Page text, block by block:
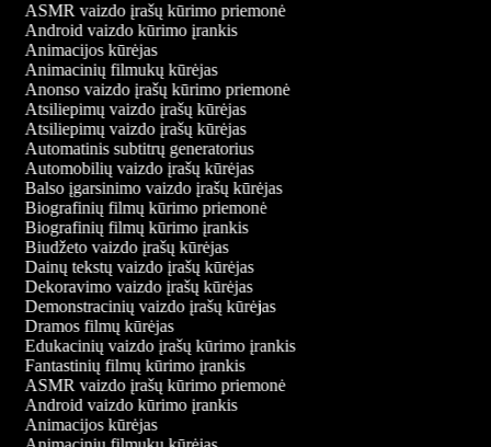
ASMR vaizdo įrašų kūrimo priemonė
Android vaizdo kūrimo įrankis
Animacijos kūrėjas
Animacinių filmukų kūrėjas
Anonso vaizdo įrašų kūrimo priemonė
Atsiliepimų vaizdo įrašų kūrėjas
Atsiliepimų vaizdo įrašų kūrėjas
Automatinis subtitrų generatorius
Automobilių vaizdo įrašų kūrėjas
Balso įgarsinimo vaizdo įrašų kūrėjas
Biografinių filmų kūrimo priemonė
Biografinių filmų kūrimo įrankis
Biudžeto vaizdo įrašų kūrėjas
Dainų tekstų vaizdo įrašų kūrėjas
Dekoravimo vaizdo įrašų kūrėjas
Demonstracinių vaizdo įrašų kūrėjas
Dramos filmų kūrėjas
Edukacinių vaizdo įrašų kūrimo įrankis
Fantastinių filmų kūrimo įrankis
ASMR vaizdo įrašų kūrimo priemonė
Android vaizdo kūrimo įrankis
Animacijos kūrėjas